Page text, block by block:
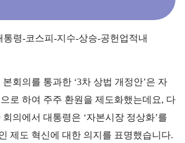
회의를 통과한 ‘3차 상법 개정안’은 자
로 하여 주주 환원을 제도화했는데요, 다
의에서 대통령은 ‘자본시장 정상화’를
제도 혁신에 대한 의지를 표명했습니다.